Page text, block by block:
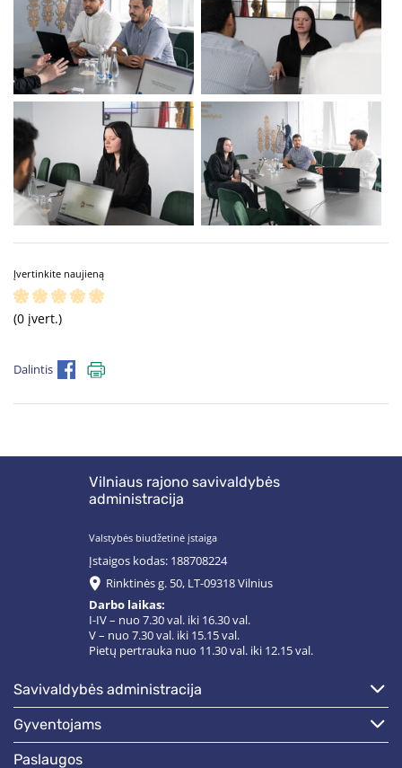
Įvertinkite naujieną
(0 įvert.)
Dalintis
Vilniaus rajono savivaldybės
administracija
Valstybės biudžetinė įstaiga
Įstaigos kodas: 188708224
Rinktinės g. 50, LT-09318 Vilnius
Darbo laikas:
I-IV – nuo 7.30 val. iki 16.30 val.
V – nuo 7.30 val. iki 15.15 val.
Pietų pertrauka nuo 11.30 val. iki 12.15 val.
savivaldybės administracija
gyventojams
paslaugos